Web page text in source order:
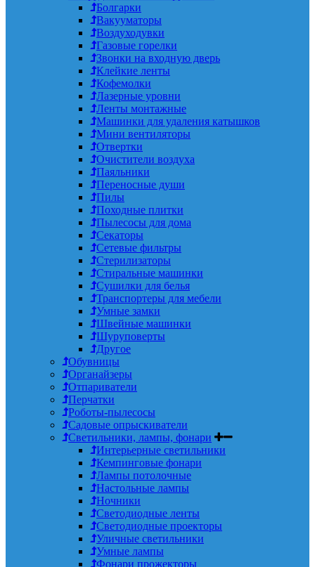
Болгарки
Вакууматоры
Воздуходувки
Газовые горелки
Звонки на входную дверь
Клейкие ленты
Кофемолки
Лазерные уровни
Ленты монтажные
Машинки для удаления катышков
Мини вентиляторы
Отвертки
Очистители воздуха
Паяльники
Переносные души
Пилы
Походные плитки
Пылесосы для дома
Секаторы
Сетевые фильтры
Стерилизаторы
Стиральные машинки
Сушилки для белья
Транспортеры для мебели
Умные замки
Швейные машинки
Шуруповерты
Другое
Обувницы
Органайзеры
Отпариватели
Перчатки
Роботы-пылесосы
Садовые опрыскиватели
Светильники, лампы, фонари
Интерьерные светильники
Кемпинговые фонари
Лампы потолочные
Настольные лампы
Ночники
Светодиодные ленты
Светодиодные проекторы
Уличные светильники
Умные лампы
Фонари прожекторы